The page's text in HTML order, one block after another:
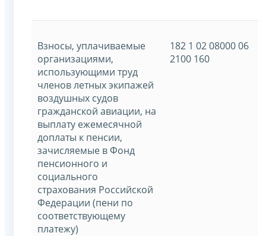
Взносы, уплачиваемые
организациями,
использующими труд
членов летных экипажей
воздушных судов
гражданской авиации, на
выплату ежемесячной
доплаты к пенсии,
зачисляемые в Фонд
пенсионного и
социального
страхования Российской
Федерации (пени по
соответствующему
платежу)
182 1 02 08000 06
2100 160